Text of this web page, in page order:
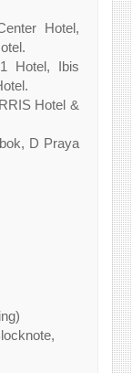
Hotel,
Hotel, Ibis
Hotel &
D Praya